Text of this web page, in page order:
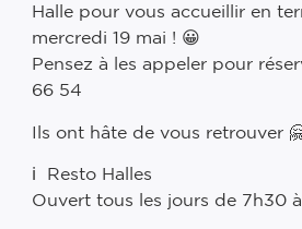
Halle pour vous accueillir en
mercredi 19 mai ! 😀
Pensez à les appeler pour
66 54
Ils ont hâte de vous retrouver
ℹ️ Resto Halles
Ouvert tous les jours de 7h30